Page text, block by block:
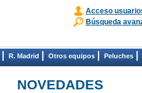
Acceso
Búsqueda
R. Madrid Otros equipos Peluches
NOVEDADES